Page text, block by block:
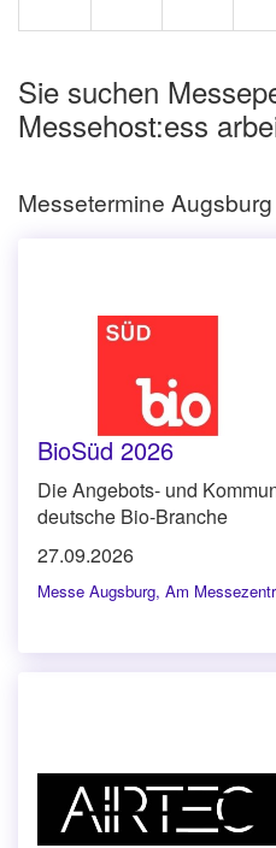
Sie suchen
Messehost:ess
Messetermine
BioSüd 2026
Die Angebots- und
deutsche Bio-Branche
27.09.2026
Messe Augsburg, Am